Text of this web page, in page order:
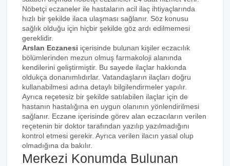
Nöbetçi eczaneler ile hastaların acil ilaç ihtiyaçlarında
hızlı bir şekilde ilaca ulaşması sağlanır. Söz konusu
sağlık olduğu için hiçbir şekilde göz ardı edilmemesi
gereklidir.
Arslan Eczanesi içerisinde bulunan kişiler eczacılık
bölümlerinden mezun olmuş farmakoloji alanında
kendilerini geliştirmiştir. Bu sayede ilaçlar hakkında
oldukça donanımlıdırlar. Vatandaşların ilaçları doğru
kullanabilmesi adına detaylı bilgilendirmeler yapılır.
Ayrıca reçetesiz bir şekilde satılabilen ilaçlar için de
hastanın hastalığına en uygun olanının yönlendirilmesi
sağlanır. Eczane içerisinde görev alan eczacıların verilen
reçetenin bir doktor tarafından yazılıp yazılmadığını
kontrol etmesi gerekir. Ayrıca verilen ilacın yasal olup
olmadığına da bakılır.
Merkezi Konumda Bulunan